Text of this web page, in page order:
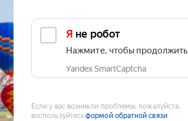
Я не робот
Нажмите, чтобы продолжить
Yandex SmartCaptcha
Если у вас возникли проблемы, пожалуйста,
воспользуйтесьформой обратной связи